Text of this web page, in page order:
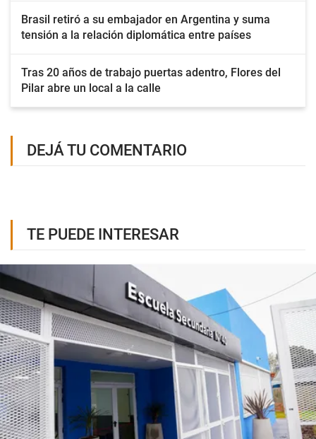
Brasil retiró a su embajador en Argentina y suma
tensión a la relación diplomática entre países
Tras 20 años de trabajo puertas adentro, Flores del
Pilar abre un local a la calle
DEJÁ TU COMENTARIO
TE PUEDE INTERESAR